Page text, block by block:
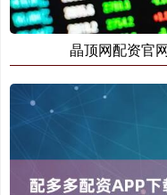
晶顶网配资官